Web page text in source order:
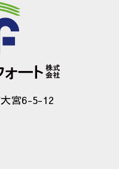
宮6-5-12